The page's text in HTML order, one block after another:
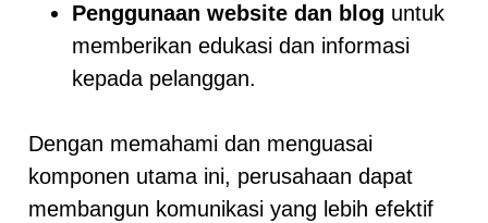
Penggunaan website dan blog untuk
memberikan edukasi dan informasi
kepada pelanggan.
Dengan memahami dan menguasai
komponen utama ini, perusahaan dapat
membangun komunikasi yang lebih efektif